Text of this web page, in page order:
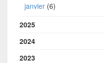
janvier (6)
2025
2024
2023